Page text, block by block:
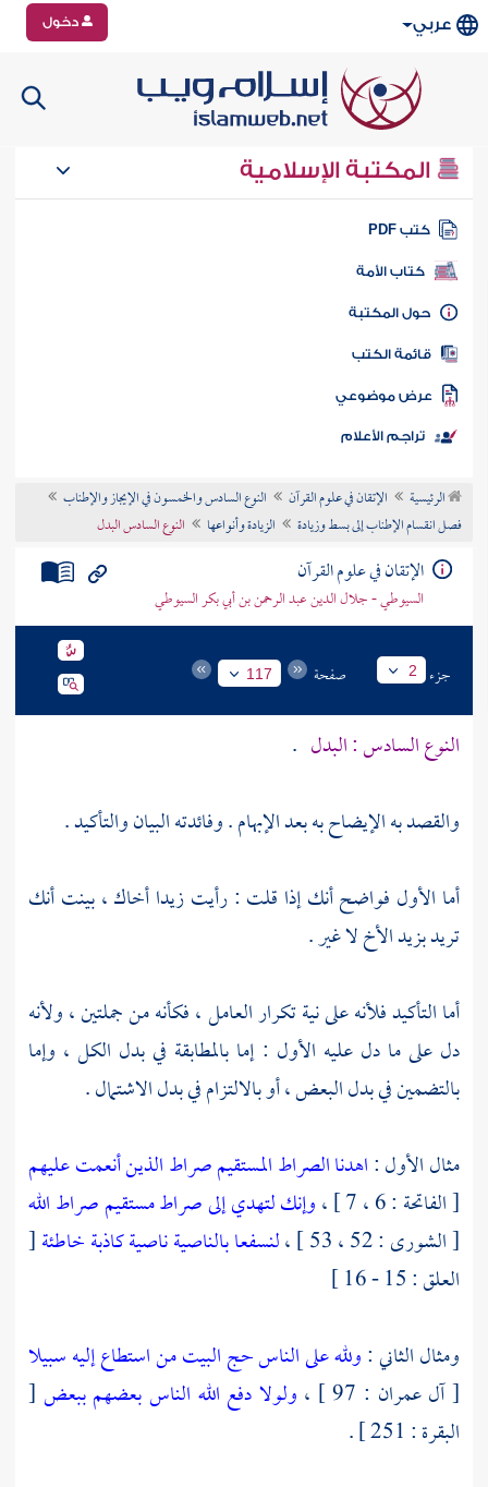
عربي دخول
المكتبة الإسلامية
كتب PDF
كتاب الأمة
المكتبة
الكتب
موضوعي
تراجم الأعلام
الرئيسية الإتقان في علوم القرآن
النوع السادس والخمسون في الإيجاز والإطناب
فصل انقسام الإطناب إلى بسط وزيادة
الزيادة وأنواعها النوع السادس البدل
الإتقان في علوم القرآن
السيوطي - جلال الدين عبد الرحمن بن أبي بكر السيوطي
جزء 2 صفحة 117
النوع السادس : البدل .
والقصد به الإيضاح به بعد الإبهام . وفائدته البيان والتأكيد .
أما الأول فواضح أنك إذا قلت : رأيت زيدا أخاك ، بينت أنك
تريد بزيد الأخ لا غير .
أما التأكيد فلأنه على نية تكرار العامل ، فكأنه من جملتين ، ولأنه
دل على ما دل عليه الأول : إما بالمطابقة في بدل الكل ، وإما
بالتضمين في بدل البعض ، أو بالالتزام في بدل الاشتمال .
مثال الأول :اهدنا الصراط المستقيمصراط الذين أنعمت عليهم
[ الفاتحة : 6 ، 7 ] ،
وإنك لتهدي إلى صراط مستقيمصراط الله
[ الشورى : 52 ، 53 ] ،
لنسفعا بالناصيةناصية كاذبة خاطئة[
العلق : 15 - 16 ]
ومثال الثاني :ولله على الناس حج البيت من استطاع إليه سبيلا
[ آل عمران : 97 ] ،
ولولا دفع الله الناس بعضهم ببعض [
البقرة : 251 ] .